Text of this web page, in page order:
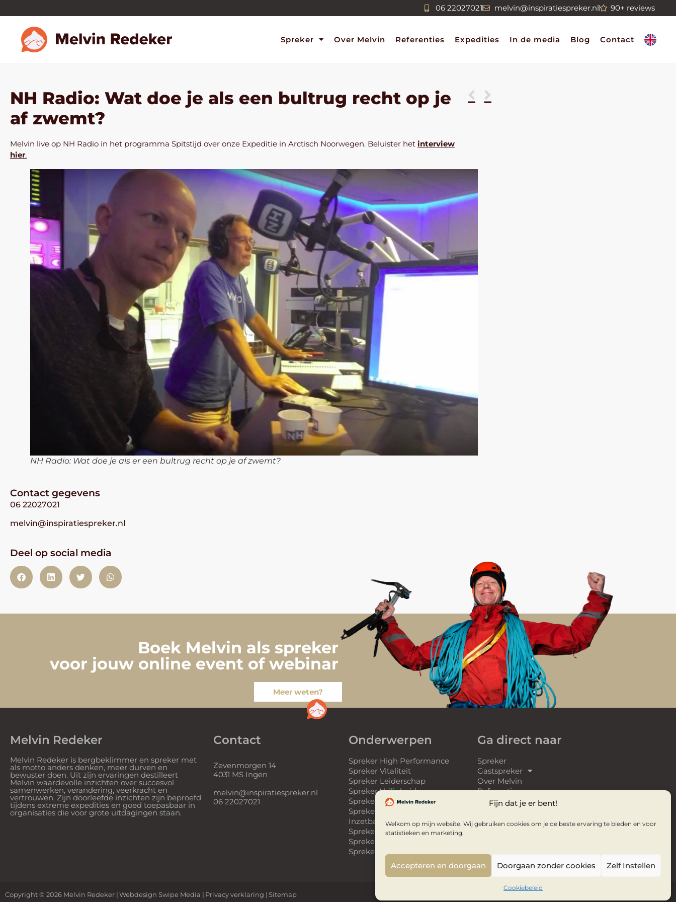
Fijn dat je er bent!
Welkom op mijn website. Wij gebruiken cookies om je de beste ervaring te bieden en voor
statistieken en marketing.
Accepteren en doorgaan Doorgaan zonder cookies Zelf Instellen
Cookiebeleid
06 22027021 melvin@inspiratiespreker.nl 90+ reviews
Spreker Over Melvin Referenties Expedities In de media Blog Contact
NH Radio: Wat doe je als een bultrug recht op je
af zwemt?
Melvin live op NH Radio in het programma Spitstijd over onze Expeditie in Arctisch Noorwegen. Beluister het interview
hier.
NH Radio: Wat doe je als er een bultrug recht op je af zwemt?
Contact gegevens
06 22027021
melvin@inspiratiespreker.nl
Deel op social media
Boek Melvin als spreker
voor jouw online event of webinar
Meer weten?
Melvin Redeker
Melvin Redeker is bergbeklimmer en spreker met
als motto anders denken, meer durven en
bewuster doen. Uit zijn ervaringen destilleert
Melvin waardevolle inzichten over succesvol
samenwerken, verandering, veerkracht en
vertrouwen. Zijn doorleefde inzichten zijn beproefd
tijdens extreme expedities en goed toepasbaar in
organisaties die voor grote uitdagingen staan.
Contact
Zevenmorgen 14
4031 MS Ingen
melvin@inspiratiespreker.nl
06 22027021
Onderwerpen
Spreker High Performance
Spreker Vitaliteit
Spreker Leiderschap
Spreker Veiligheid
Spreker Teamwork
Spreker Duurzame
Inzetbaarheid
Spreker Innovatie
Spreker Onderwijs
Spreker Ondernemerschap
Ga direct naar
Spreker
Gastspreker
Over Melvin
Referenties
Webinars
Video’s
Copyright © 2026 Melvin Redeker Webdesign Swipe Media Privacy verklaring |Sitemap